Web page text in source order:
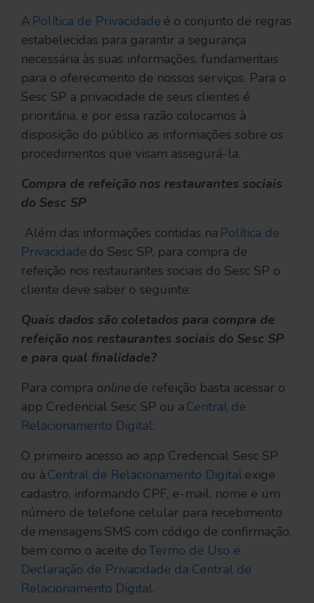
A Política de Privacidade é o conjunto de regras
estabelecidas para garantir a segurança
necessária às suas informações, fundamentais
para o oferecimento de nossos serviços. Para o
Sesc SP a privacidade de seus clientes é
prioritária, e por essa razão colocamos à
disposição do público as informações sobre os
procedimentos que visam assegurá-la.
Compra de refeição nos restaurantes sociais
do Sesc SP
Além das informações contidas na Política de
Privacidade do Sesc SP, para compra de
refeição nos restaurantes sociais do Sesc SP o
cliente deve saber o seguinte:
Quais dados são coletados para compra de
refeição nos restaurantes sociais do Sesc SP
e para qual finalidade?
Para compra online de refeição basta acessar o
app Credencial Sesc SP ou a Central de
Relacionamento Digital.
O primeiro acesso ao app Credencial Sesc SP
ou à Central de Relacionamento Digital exige
cadastro, informando CPF, e-mail, nome e um
número de telefone celular para recebimento
de mensagens SMS com código de confirmação,
bem como o aceite doTermo de Uso e
Declaração de Privacidade da Central de
Relacionamento Digital.